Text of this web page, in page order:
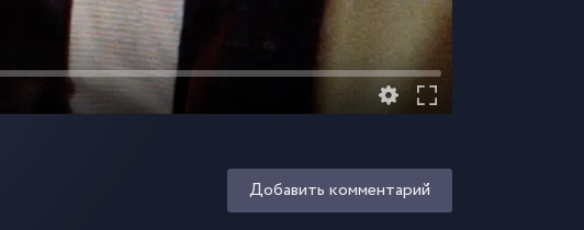
Добавить комментарий